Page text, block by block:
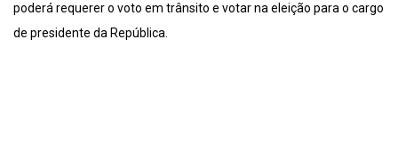
poderá requerer o voto em trânsito e votar na eleição para o cargo
de presidente da República.